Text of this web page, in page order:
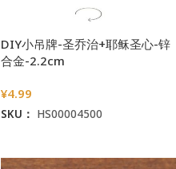
DIY小吊牌-圣乔治+耶稣圣心-锌
合金-2.2cm
¥4.99
SKU： HS00004500